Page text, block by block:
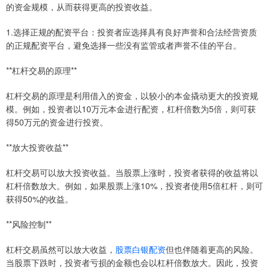
的资金规模，从而获得更高的投资收益。
1.选择正规的配资平台：投资者应选择具有良好声誉和合法经营资质
的正规配资平台，避免选择一些没有监管或者声誉不佳的平台。
**杠杆交易的原理**
杠杆交易的原理是利用借入的资金，以较小的本金撬动更大的投资规
模。例如，投资者以10万元本金进行配资，杠杆倍数为5倍，则可获
得50万元的资金进行投资。
**放大投资收益**
杠杆交易可以放大投资收益。当股票上涨时，投资者获得的收益将以
杠杆倍数放大。例如，如果股票上涨10%，投资者使用5倍杠杆，则可
获得50%的收益。
**风险控制**
杠杆交易虽然可以放大收益， 股票白银配资但也伴随着更高的风险。
当股票下跌时，投资者亏损的金额也会以杠杆倍数放大。因此，投资